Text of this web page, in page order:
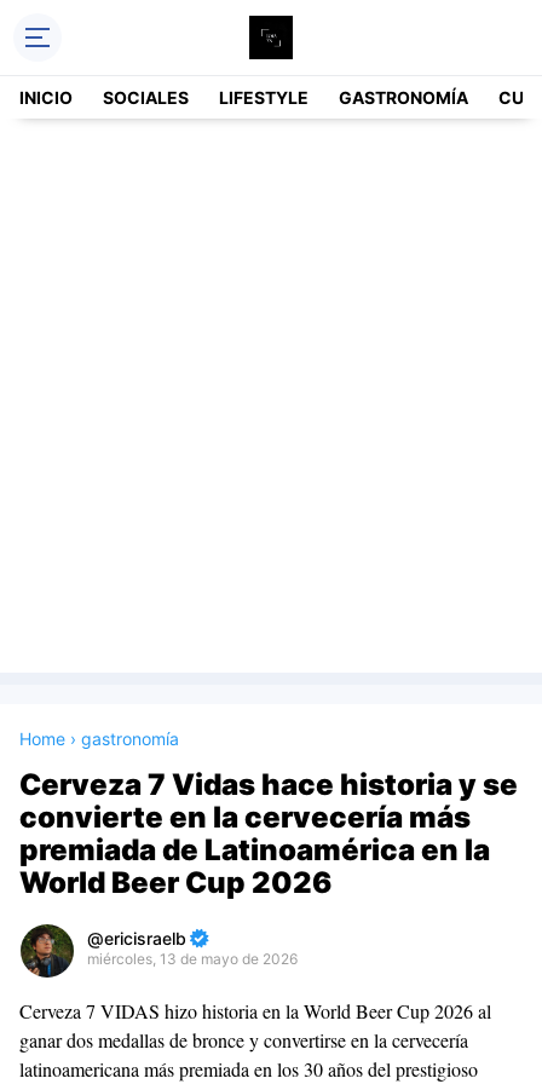
INICIO SOCIALES LIFESTYLE GASTRONOMÍA
Home › gastronomía
Cerveza 7 Vidas hace historia y se
convierte en la cervecería más
premiada de Latinoamérica en la
World Beer Cup 2026
ericisraelb
miércoles, 13 de mayo de 2026
Premium
By
Raushan
Cerveza 7 VIDAS hizo historia en la World Beer Cup 2026 al
ganar dos medallas de bronce y convertirse en la cervecería
latinoamericana más premiada en los 30 años del prestigioso